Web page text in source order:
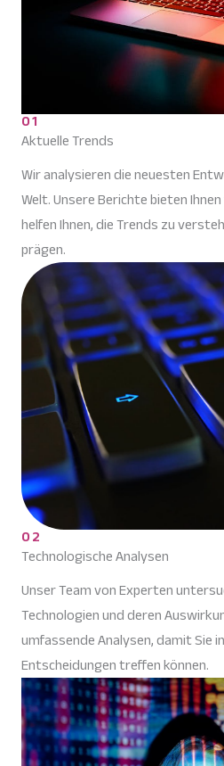
01
Aktuelle Trends
Wir analysieren die neuesten
Welt. Unsere Berichte bieten
helfen Ihnen, die Trends zu
prägen.
02
Technologische Analysen
Unser Team von Experten
Technologien und deren
umfassende Analysen, damit Sie
Entscheidungen treffen können.